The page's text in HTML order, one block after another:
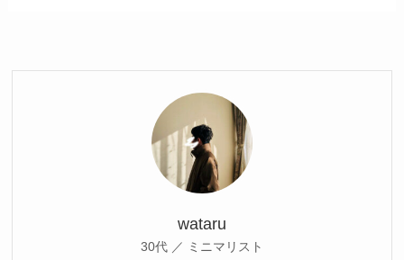
wataru
30代 ／ ミニマリスト